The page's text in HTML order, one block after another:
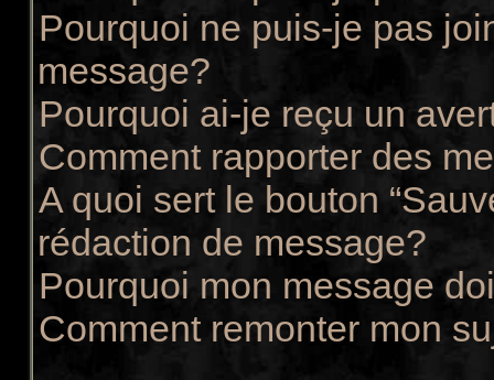
Pourquoi ne puis-je pas
message?
Pourquoi ai-je reçu un
Comment rapporter des
A quoi sert le bouton
rédaction de message?
Pourquoi mon message
Comment remonter mon